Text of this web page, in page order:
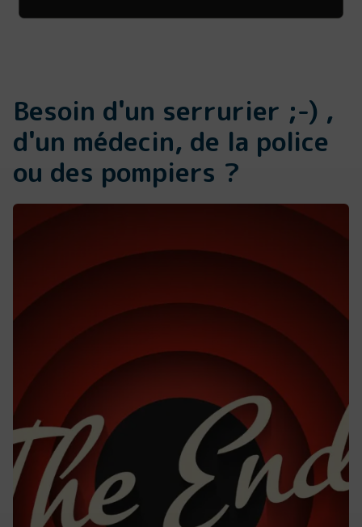
Besoin d'un serrurier ;-) ,
d'un médecin, de la police
ou des pompiers ?